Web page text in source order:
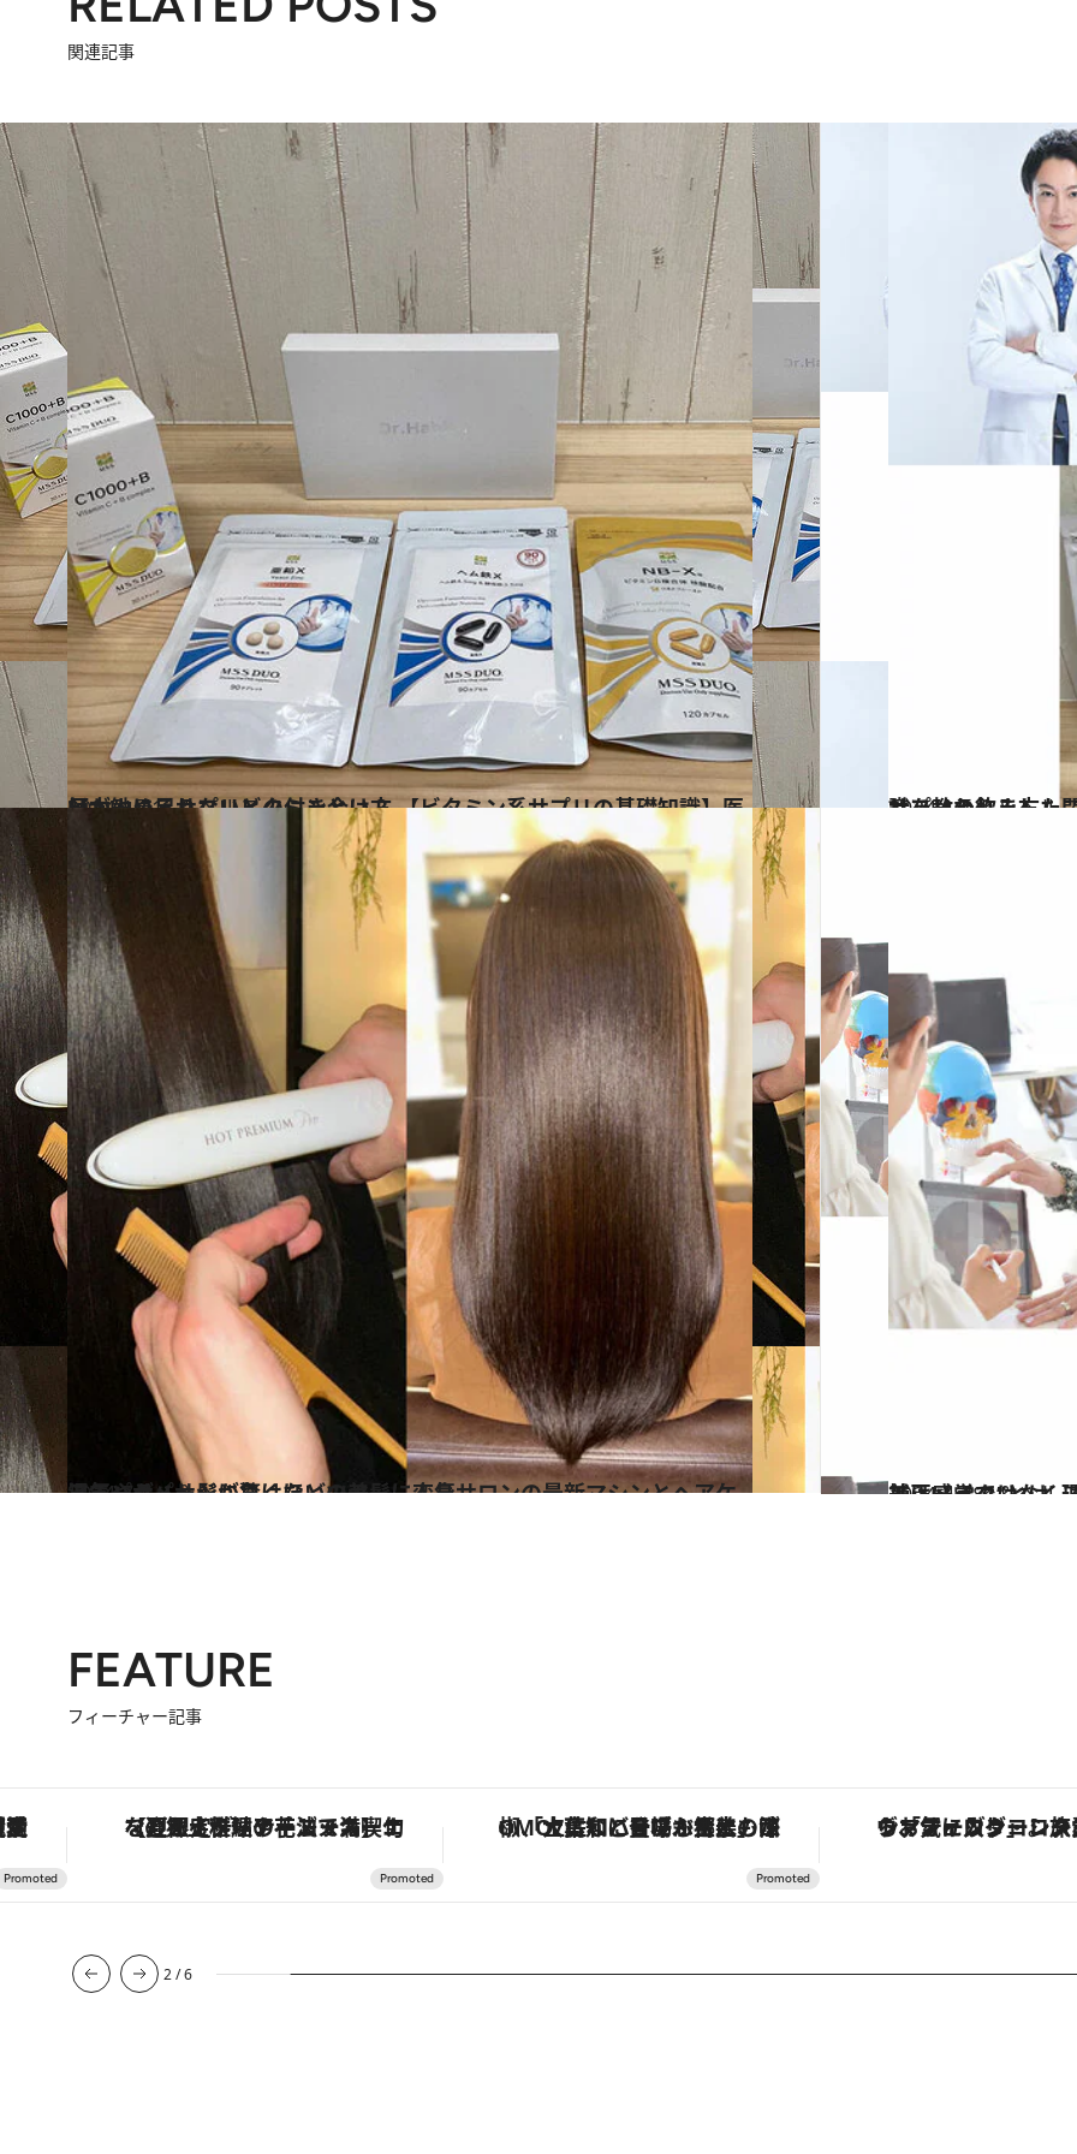
関連記事
2024.1.21
日本人に足りないビタミンとは？ 【ビタミン系サプリの基礎知識】医師が勧めるサプリとの付き合い方
ビューティ＆ヘルス 2024.1.14
サプリの飲み方、間違っていませんか 栄養指導も行う医師に正しい知識を教わりました
ビューティ＆ヘル
2024.7.7
湿気やダメージに負けないツヤ髪に人気サロンの最新マシンとヘアケアでパサパサ髪が驚くほどの美髪に変身
ビューティ＆ヘルス 2024.4.28
美は感覚ではなく理論で作るもの 顔の黄金比をメイクで整える “骨格補正メイク”とは
ビューティ＆ヘル
FEATURE
フィーチャー記事
実現させたナイジェリアの自然環境の復活 【夏限定ディナーコース】旬を迎える稚鮎や花ズッキーニなどをイタリア・トスカーナの郷土料理の手法で満喫！ 「土佐和ハーブかき氷」がOMO7高知に登場！生姜、山椒、大葉など目にも舌にも涼を呼ぶ郷土の味
2/6